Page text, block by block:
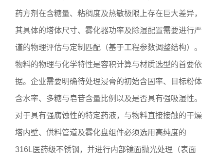
药方剂在含糖量、粘稠度及热敏极限上存在巨大差异，
其具体的塔体尺寸、雾化器功率及除湿配置需要进行严
谨的物理评估与定制匹配（基于工程参数调整结构）。
物料的物理与化学特性是容积计算与材质选型的首要依
据。企业需要明确待处理浸膏的初始含固率、目标粉体
含水率、多糖与皂苷含量比例以及是否具有强吸湿性。
对于具有强腐蚀性的特定药液，与物料直接接触的干燥
塔内壁、供料管道及雾化盘组件必须选用高纯度的
316L医药级不锈钢，并进行内部镜面抛光处理（表面